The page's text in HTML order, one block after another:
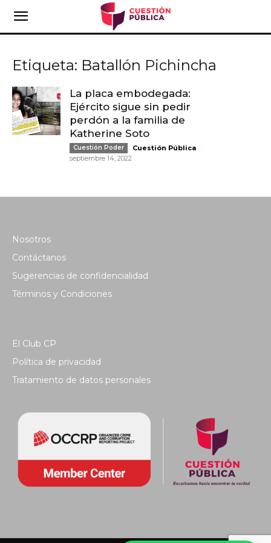
Etiqueta: Batallón Pichincha
La placa embodegada:
Ejército sigue sin pedir
perdón a la familia de
Katherine Soto
Cuestión Poder Cuestión Pública -
septiembre 14, 2022
Nosotros
Contáctanos
Sugerencias de confidencialidad
Términos y Condiciones
El Club CP
Política de privacidad
Tratamiento de datos personales